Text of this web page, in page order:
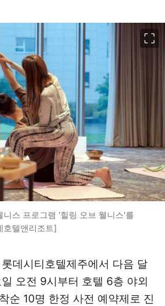
니스 프로그램 '힐링 오브 웰니스'를
호텔앤리조트]
데시티호텔제주에서 다음 달
오전 9시부터 호텔 6층 야외
순 10명 한정 사전 예약제로 진